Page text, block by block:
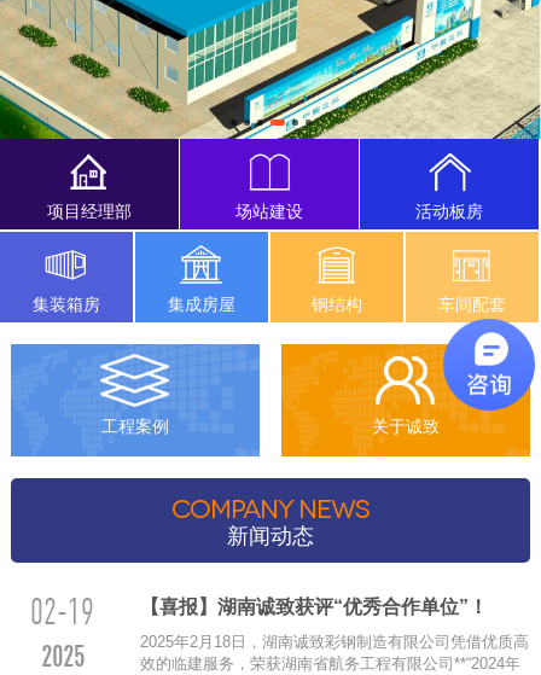
项目经理部 场站建设 活动板房
集装箱房 集成房屋 钢结构 车间配套
工程案例 关于诚致
COMPANY NEWS
新闻动态
02-19
2025
【喜报】湖南诚致获评“优秀合作单位”！
2025年2月18日，湖南诚致彩钢制造有限公司凭借优质高
效的临建服务，荣获湖南省航务工程有限公司**“2024年